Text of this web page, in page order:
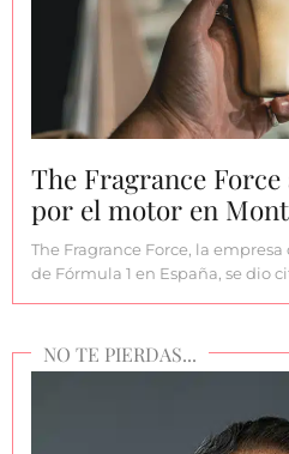
The Fragrance
por el motor en
The Fragrance Force, la
de Fórmula 1 en España, se dio